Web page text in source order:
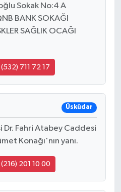
Sokak No:4 A
BANK SOKAĞI
SAĞLIK OCAĞI
711 72 17
Üsküdar
Dr. Fahri Atabey Caddesi
Konağı'nın yanı.
201 10 00